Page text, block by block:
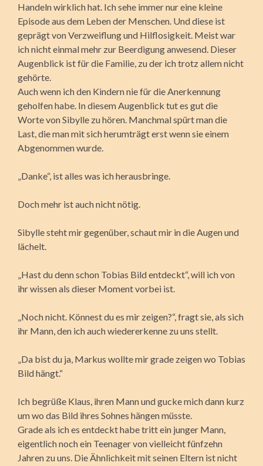
Handeln wirklich hat. Ich sehe immer nur eine kleine
Episode aus dem Leben der Menschen. Und diese ist
geprägt von Verzweiflung und Hilflosigkeit. Meist war
ich nicht einmal mehr zur Beerdigung anwesend. Dieser
Augenblick ist für die Familie, zu der ich trotz allem nicht
gehörte.
Auch wenn ich den Kindern nie für die Anerkennung
geholfen habe. In diesem Augenblick tut es gut die
Worte von Sibylle zu hören. Manchmal spürt man die
Last, die man mit sich herumträgt erst wenn sie einem
Abgenommen wurde.
„Danke“, ist alles was ich herausbringe.
Doch mehr ist auch nicht nötig.
Sibylle steht mir gegenüber, schaut mir in die Augen und
lächelt.
„Hast du denn schon Tobias Bild entdeckt“, will ich von
ihr wissen als dieser Moment vorbei ist.
„Noch nicht. Könnest du es mir zeigen?“, fragt sie, als sich
ihr Mann, den ich auch wiedererkenne zu uns stellt.
„Da bist du ja, Markus wollte mir grade zeigen wo Tobias
Bild hängt.“
Ich begrüße Klaus, ihren Mann und gucke mich dann kurz
um wo das Bild ihres Sohnes hängen müsste.
Grade als ich es entdeckt habe tritt ein junger Mann,
eigentlich noch ein Teenager von vielleicht fünfzehn
Jahren zu uns. Die Ähnlichkeit mit seinen Eltern ist nicht